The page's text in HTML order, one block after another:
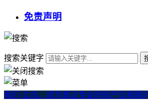
免责声明
搜索关键字
我们·立志。成为真正专业的房产交易顾问